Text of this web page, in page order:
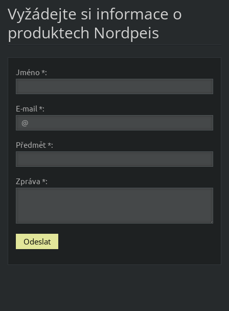
Vyžádejte si informace o
produktech Nordpeis
Jméno *:
E-mail *:
Předmět *:
Zpráva *: